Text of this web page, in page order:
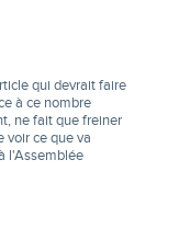
qui devrait faire
à ce nombre
ne fait que freiner
voir ce que va
l'Assemblée